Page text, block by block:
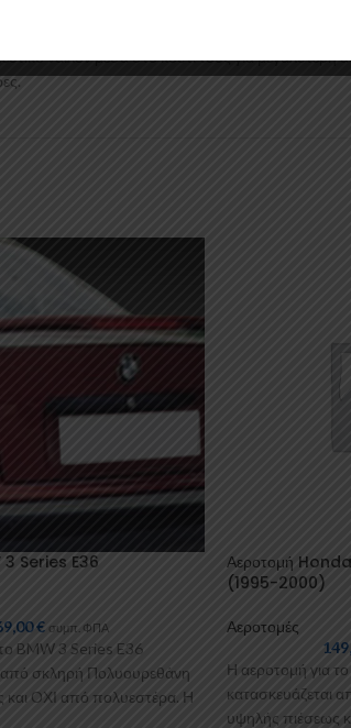
νάιλον μέσα στο κουτί τους για
3 Series E36
€ συμπ. ΦΠΑ
BMW 3 Series E36
από σκληρή Πολυουρεθάνη
και ΟΧΙ από πολυεστέρα. Η
Αεροτομή
(1995-2000)
Αεροτομές
Η αεροτομή για
κατασκευάζεται
υψηλής πιέσεως